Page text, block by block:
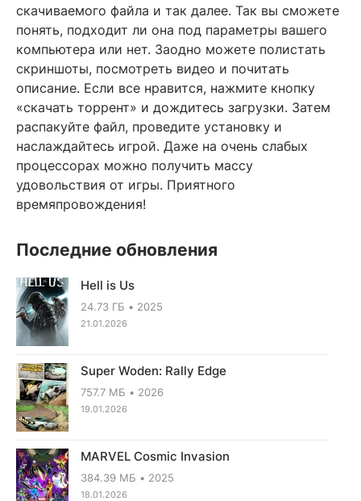
скачиваемого файла и так далее. Так вы сможете
понять, подходит ли она под параметры вашего
компьютера или нет. Заодно можете полистать
скриншоты, посмотреть видео и почитать
описание. Если все нравится, нажмите кнопку
«скачать торрент» и дождитесь загрузки. Затем
распакуйте файл, проведите установку и
наслаждайтесь игрой. Даже на очень слабых
процессорах можно получить массу
удовольствия от игры. Приятного
времяпровождения!
Последние обновления
Hell is Us
24.73 ГБ 2025
21.01.2026
Super Woden: Rally Edge
757.7 МБ 2026
19.01.2026
MARVEL Cosmic Invasion
384.39 МБ 2025
18.01.2026